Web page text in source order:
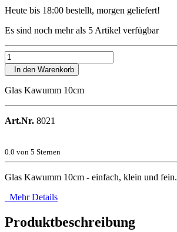
Heute bis 18:00 bestellt, morgen geliefert!
Es sind noch mehr als 5 Artikel verfügbar
In den Warenkorb
Glas Kawumm 10cm
Art.Nr. 8021
0.0 von 5 Sternen
Glas Kawumm 10cm - einfach, klein und fein.
Mehr Details
Produktbeschreibung